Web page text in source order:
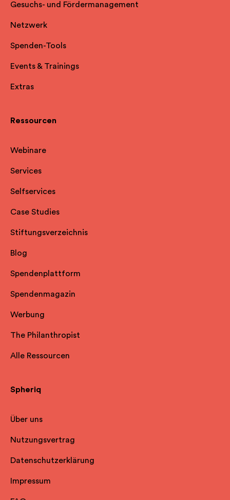
Gesuchs- und Fördermanagement
Netzwerk
Spenden-Tools
Events & Trainings
Extras
Ressourcen
Webinare
Services
Selfservices
Case Studies
Stiftungsverzeichnis
Blog
Spendenplattform
Spendenmagazin
Werbung
The Philanthropist
Alle Ressourcen
Spheriq
Über uns
Nutzungsvertrag
Datenschutzerklärung
Impressum